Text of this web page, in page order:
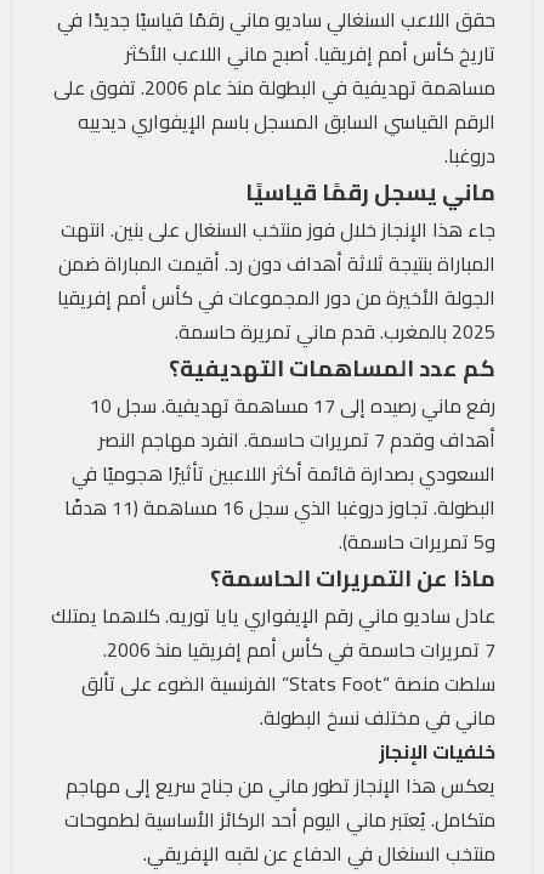
حقق اللاعب السنغالي ساديو ماني رقمًا قياسيًا جديدًا في
تاريخ كأس أمم إفريقيا. أصبح ماني اللاعب الأكثر
مساهمة تهديفية في البطولة منذ عام 2006. تفوق على
الرقم القياسي السابق المسجل باسم الإيفواري ديدييه
دروغبا.
ماني يسجل رقمًا قياسيًا
جاء هذا الإنجاز خلال فوز منتخب السنغال على بنين. انتهت
المباراة بنتيجة ثلاثة أهداف دون رد. أقيمت المباراة ضمن
الجولة الأخيرة من دور المجموعات في كأس أمم إفريقيا
2025 بالمغرب. قدم ماني تمريرة حاسمة.
كم عدد المساهمات التهديفية؟
رفع ماني رصيده إلى 17 مساهمة تهديفية. سجل 10
أهداف وقدم 7 تمريرات حاسمة. انفرد مهاجم النصر
السعودي بصدارة قائمة أكثر اللاعبين تأثيرًا هجوميًا في
البطولة. تجاوز دروغبا الذي سجل 16 مساهمة (11 هدفًا
و5 تمريرات حاسمة).
ماذا عن التمريرات الحاسمة؟
عادل ساديو ماني رقم الإيفواري يايا توريه. كلاهما يمتلك
7 تمريرات حاسمة في كأس أمم إفريقيا منذ 2006.
سلطت منصة “Stats Foot” الفرنسية الضوء على تألق
ماني في مختلف نسخ البطولة.
خلفيات الإنجاز
يعكس هذا الإنجاز تطور ماني من جناح سريع إلى مهاجم
متكامل. يُعتبر ماني اليوم أحد الركائز الأساسية لطموحات
منتخب السنغال في الدفاع عن لقبه الإفريقي.